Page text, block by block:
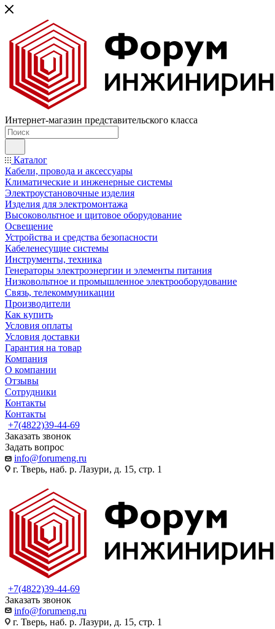
Интернет-магазин представительского класса
Каталог
Кабели, провода и аксессуары
Климатические и инженерные системы
Электроустановочные изделия
Изделия для электромонтажа
Высоковольтное и щитовое оборудование
Освещение
Устройства и средства безопасности
Кабеленесущие системы
Инструменты, техника
Генераторы электроэнергии и элементы питания
Низковольтное и промышленное электрооборудование
Связь, телекоммуникации
Производители
Как купить
Условия оплаты
Условия доставки
Гарантия на товар
Компания
О компании
Отзывы
Сотрудники
Контакты
Контакты
+7(4822)39-44-69
Заказать звонок
Задать вопрос
info@forumeng.ru
г. Тверь, наб. р. Лазури, д. 15, стр. 1
+7(4822)39-44-69
Заказать звонок
info@forumeng.ru
г. Тверь, наб. р. Лазури, д. 15, стр. 1